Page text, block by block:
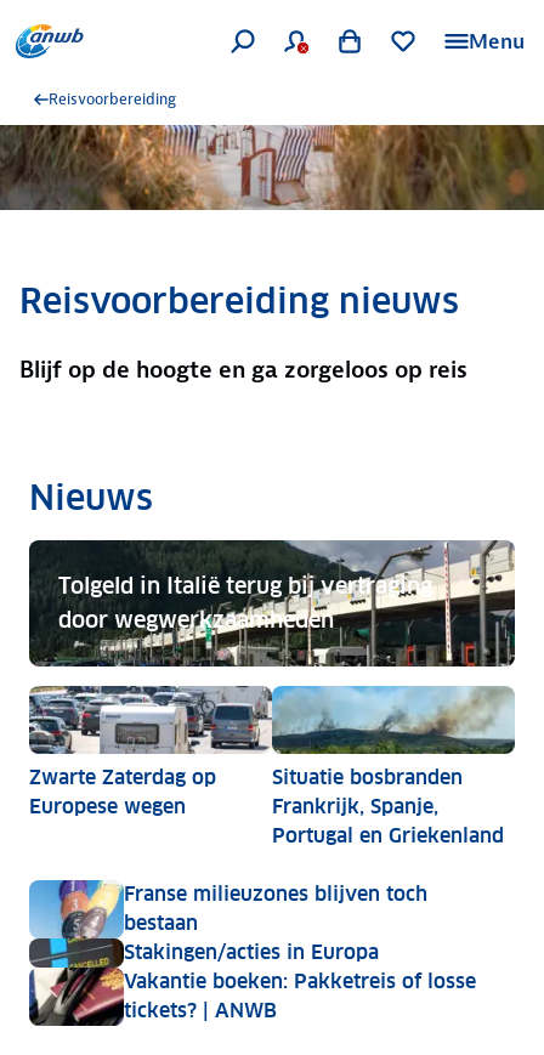
Menu
Reisvoorbereiding
Reisvoorbereiding nieuws
Blijf op de hoogte en ga zorgeloos op reis
Nieuws
Zwarte Zaterdag op
Europese wegen
Situatie bosbranden
Frankrijk, Spanje,
Portugal en Griekenland
Tolgeld in Italië terug bij vertraging
door wegwerkzaamheden
Franse milieuzones blijven toch
bestaan
Stakingen/acties in Europa
Vakantie boeken: Pakketreis of losse
tickets? | ANWB